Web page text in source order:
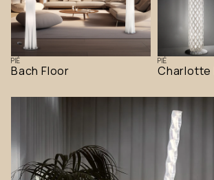
PIÉ
Bach Floor
PIÉ
Charlotte